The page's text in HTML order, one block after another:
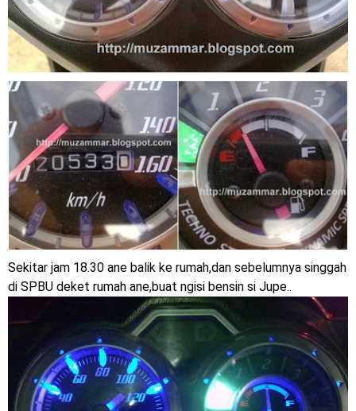
Sekitar jam 18.30 ane balik ke rumah,dan sebelumnya singgah
di SPBU deket rumah ane,buat ngisi bensin si Jupe..